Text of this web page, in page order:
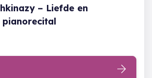
– Liefde en
pianorecital